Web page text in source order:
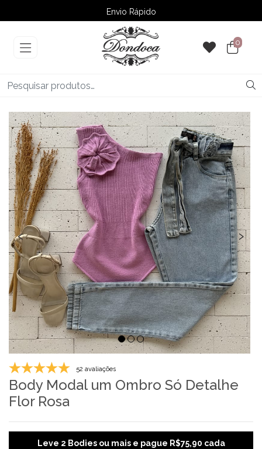
Envio Rápido
➚ Ofertas– Até 60% OFF
0
‹ ›
52 avaliações
Body Modal um Ombro Só Detalhe
Flor Rosa
Leve 2 Bodies ou mais e pague R$75,90 cada